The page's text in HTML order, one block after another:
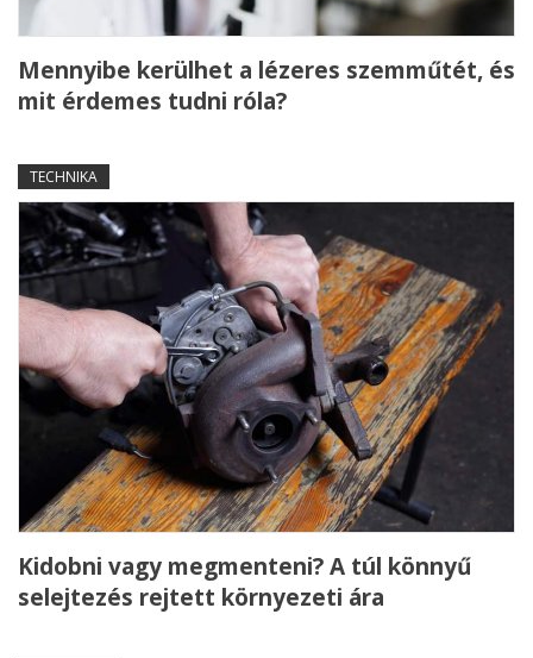
Mennyibe kerülhet a lézeres szemműtét, és
mit érdemes tudni róla?
TECHNIKA
Kidobni vagy megmenteni? A túl könnyű
selejtezés rejtett környezeti ára